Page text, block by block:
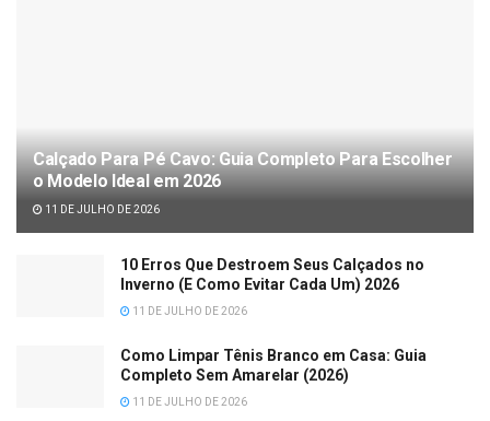
Calçado Para Pé Cavo: Guia Completo Para Escolher
o Modelo Ideal em 2026
11 DE JULHO DE 2026
10 Erros Que Destroem Seus Calçados no
Inverno (E Como Evitar Cada Um) 2026
11 DE JULHO DE 2026
Como Limpar Tênis Branco em Casa: Guia
Completo Sem Amarelar (2026)
11 DE JULHO DE 2026